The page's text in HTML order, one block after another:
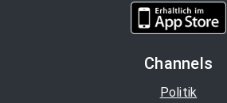
Channels
Politik